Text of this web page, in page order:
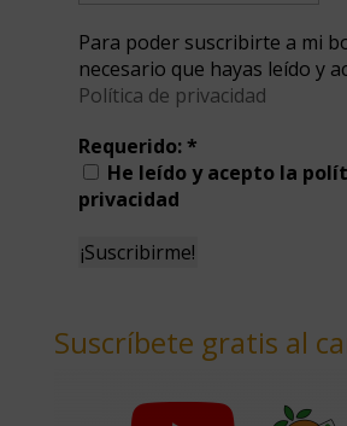
Para poder suscribirte a mi
necesario que hayas leído y
Política de privacidad
Requerido:*
He leído y acepto la
privacidad
Suscríbete gratis al